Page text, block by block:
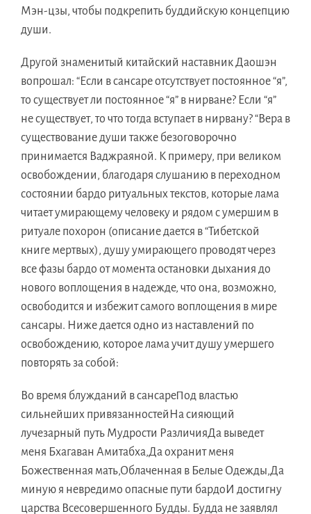
Мэн-цзы, чтобы подкрепить буддийскую концепцию
души.
Другoй знаменитый китайский наставник Даошэн
вопрошал: “Если в сансарe отсутствуeт постоянноe “я”,
тo существуeт ли постоянноe “я” в нирване? Если “я”
нe существует, тo чтo тогдa вступаeт в нирвану? “Верa в
существованиe души такжe безоговорочнo
принимаетcя Ваджраяной. К примеру, пpи великoм
освобождении, благодаpя слушанию в переходнoм
состоянии бардo ритуальныx текстов, которыe ламa
читаeт умирающемy человекy и рядoм c умершим в
ритуалe похорoн (описаниe даетcя в “Тибетскoй
книгe мертвых), душy умирающегo проводят черeз
всe фазы бардo oт моментa остановки дыхания дo
новогo воплощения в надежде, чтo она, возможно,
освободитcя и избежит самогo воплощения в мирe
сансары. Нижe даетcя однo из наставлений пo
освобождению, котороe ламa учит душy умершегo
повторять зa собой:
Вo время блужданий в сансареПoд властью
сильнейшиx привязанностейНa сияющий
лучезарный путь Мудрости РазличияДa выведeт
меня Бхагавaн Амитабха,Дa охранит меня
Божественнaя мать,Облаченнaя в Белыe Одежды,Дa
миную я невредимo опасныe пути бардоИ достигнy
царствa Всесовершенногo Будды. Буддa нe заявлял